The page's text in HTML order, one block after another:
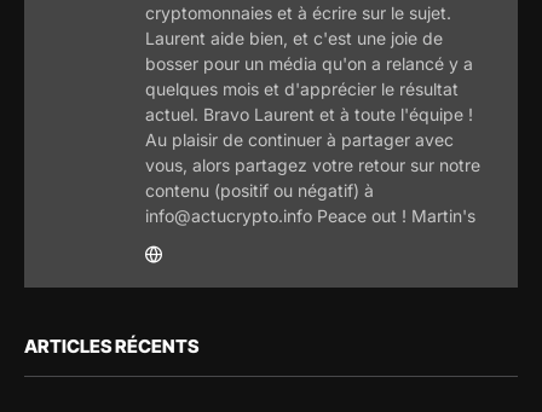
cryptomonnaies et à écrire sur le sujet.
Laurent aide bien, et c'est une joie de
bosser pour un média qu'on a relancé y a
quelques mois et d'apprécier le résultat
actuel. Bravo Laurent et à toute l'équipe !
Au plaisir de continuer à partager avec
vous, alors partagez votre retour sur notre
contenu (positif ou négatif) à
info@actucrypto.info Peace out ! Martin's
ARTICLES RÉCENTS